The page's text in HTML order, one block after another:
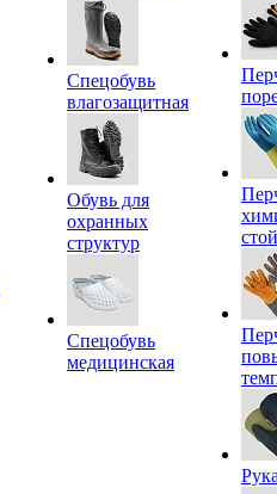
Спецобувь
влагозащитная
Обувь для
охранных
структур
Спецобувь
медицинская